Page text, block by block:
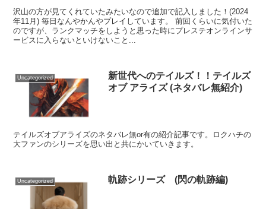
沢山の方が見てくれていたみたいなので追加で記入しました！(2024
年11月) 毎日なんやかんやプレイしています。 前回くらいに気付いた
のですが、ランクマッチをしようと思った時にプレステオンラインサ
ービスに入らないといけないこと...
Uncategorized
新世代へのテイルズ！！テイルズ
オブ アライズ (ネタバレ無紹介)
テイルズオブアライズのネタバレ無or有の紹介記事です。ロクハチの
大ファンのシリーズを思い出と共にかいていきます。
Uncategorized 軌跡シリーズ (閃の軌跡編)